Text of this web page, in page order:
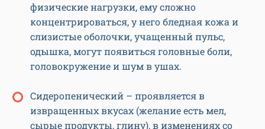
физические нагрузки, ему сложно
концентрироваться, у него бледная кожа и
слизистые оболочки, учащенный пульс,
одышка, могут появиться головные боли,
головокружение и шум в ушах.
Сидеропенический – проявляется в
извращенных вкусах (желание есть мел,
сырые продукты, глину), в изменениях со